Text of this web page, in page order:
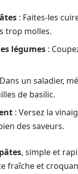
: Faites-les
trop molles.
légumes :
un saladier,
de basilic.
: Versez la
des saveurs.
pâtes, simple et
fraîche et